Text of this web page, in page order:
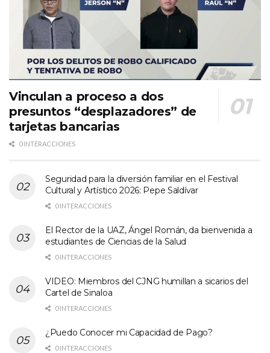
Vinculan a proceso a dos
presuntos “desplazadores” de
tarjetas bancarias
0 INTERACCIONES
Seguridad para la diversión familiar en el Festival
Cultural y Artístico 2026: Pepe Saldívar
0 INTERACCIONES
El Rector de la UAZ, Ángel Román, da bienvenida a
estudiantes de Ciencias de la Salud
0 INTERACCIONES
VIDEO: Miembros del CJNG humillan a sicarios del
Cartel de Sinaloa
0 INTERACCIONES
¿Puedo Conocer mi Capacidad de Pago?
0 INTERACCIONES